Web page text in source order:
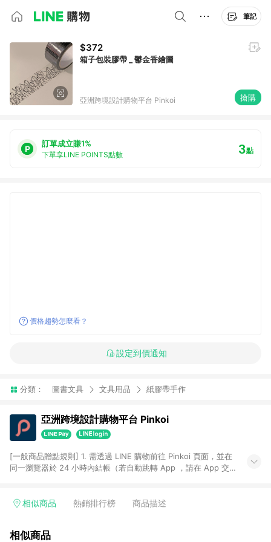
筆記
$372
箱子包裝膠帶 _ 鬱金香繪圖
亞洲跨境設計購物平台 Pinkoi 搶購
訂單成立賺1%
下單享LINE POINTS點數 3點
價格趨勢怎麼看？
設定到價通知
分類： 圖書文具 文具用品 紙膠帶手作
亞洲跨境設計購物平台 Pinkoi
[一般商品贈點規則] 1. 需透過 LINE 購物前往 Pinkoi 頁面，並在
同一瀏覽器於 24 小時內結帳（若自動跳轉 App ，請在 App 交
回饋訂單不得享有 Pinkoi 站方優惠，例如首購優惠，P coins，
行為，不具贈點資格，部分退款不在此限。 6. APP 請更新至
相似商品 熱銷排行榜 商品描述
相似商品